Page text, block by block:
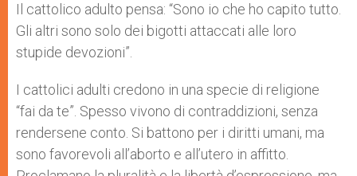
Il cattolico adulto pensa: “Sono io che ho capito tutto.
Gli altri sono solo dei bigotti attaccati alle loro
stupide devozioni”.
I cattolici adulti credono in una specie di religione
“fai da te”. Spesso vivono di contraddizioni, senza
rendersene conto. Si battono per i diritti umani, ma
sono favorevoli all’aborto e all’utero in affitto.